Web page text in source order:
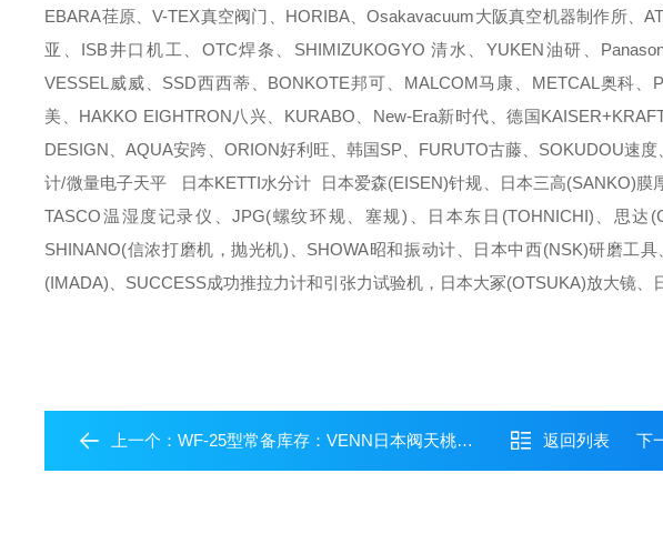
EBARA荏原、V-TEX真空阀门、HORIBA、Osakavacuum大阪真空机器制作所、
亚、ISB井口机工、OTC焊条、SHIMIZUKOGYO 清水、YUKEN油研、
VESSEL威威、SSD西西蒂、BONKOTE邦可、MALCOM马康、METCAL奥科
美、HAKKO EIGHTRON八兴、KURABO、New-Era新时代、德国
DESIGN、AQUA安跨、ORION好利旺、韩国SP、FURUTO古藤、SOKUDOU速
计/微量电子天平 日本KETTI水分计 日本爱森(EISEN)针规、日本三高(SANKO)膜
TASCO温湿度记录仪、JPG(螺纹环规、塞规)、日本东日(TOHNICHI)、思达
SHINANO(信浓打磨机，抛光机)、SHOWA昭和振动计、日本中西(NSK)研磨工
(IMADA)、SUCCESS成功推拉力计和引张力试验机，日本大冢(OTSUKA)放大镜
上一个：WF-25型常备库存：VENN日本阀天桃太郎电磁阀 返回列表 下